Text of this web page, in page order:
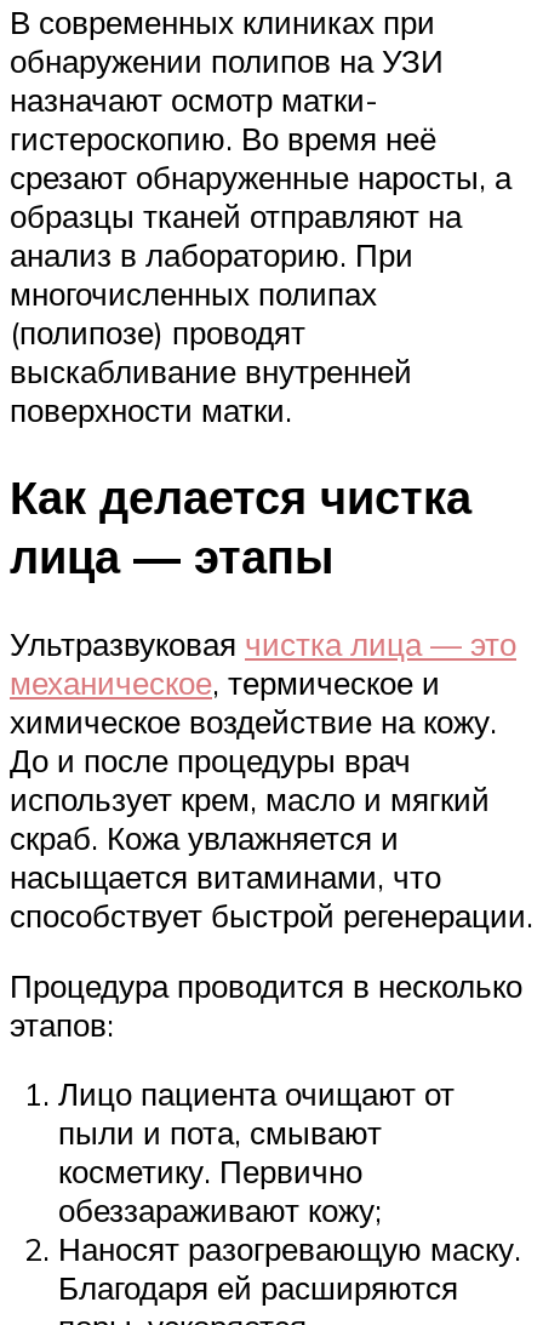
В современных клиниках при
обнаружении полипов на УЗИ
назначают осмотр матки-
гистероскопию. Во время неё
срезают обнаруженные наросты, а
образцы тканей отправляют на
анализ в лабораторию. При
многочисленных полипах
(полипозе) проводят
выскабливание внутренней
поверхности матки.
Как делается чистка
лица — этапы
Ультразвуковая чистка лица — это
механическое, термическое и
химическое воздействие на кожу.
До и после процедуры врач
использует крем, масло и мягкий
скраб. Кожа увлажняется и
насыщается витаминами, что
способствует быстрой регенерации.
Процедура проводится в несколько
этапов:
Лицо пациента очищают от
пыли и пота, смывают
косметику. Первично
обеззараживают кожу;
Наносят разогревающую маску.
Благодаря ей расширяются